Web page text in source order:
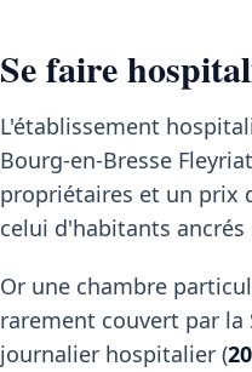
Se faire
L'établissement
Bourg-en-Bresse
propriétaires et un prix
celui d'habitants
Or une chambre
rarement couvert par
journalier hospitalier (